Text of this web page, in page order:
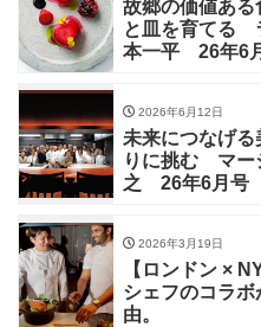
故郷の価値あ
と皿を育てる
本一平
2026年6月12日
未来につなげる
りに挑む マー
之 26年6月号
2026年3月19日
【ロンドン ×
シェフのコラ
由。